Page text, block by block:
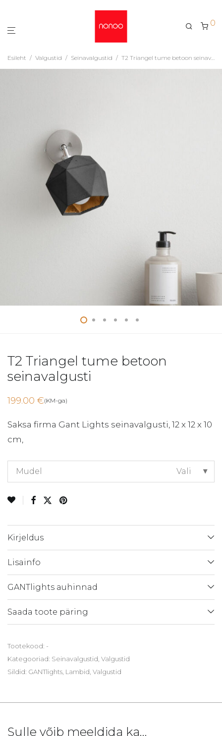
0
Esileht / Valgustid / Seinavalgustid / T2 Triangel tume betoon seinavalgusti
T2 Triangel tume betoon
seinavalgusti
199.00 €(KM-ga)
Saksa firma Gant Lights seinavalgusti, 12 x 12 x 10
cm,
Mudel Vali
Kirjeldus
Lisainfo
GANTlights auhinnad
Saada toote päring
Tootekood: -
Kategooriad: Seinavalgustid Valgustid
Sildid: GANTlights Lambid Valgustid
Sulle võib meeldida ka…